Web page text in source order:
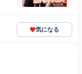
気になる